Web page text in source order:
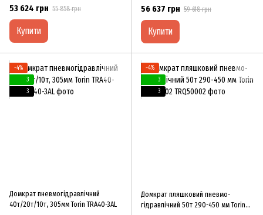
53 624 грн 55 858 грн
Купити
56 637 грн 59 618 грн
Купити
−4%
3
3
Домкрат пневмогідравлічний
40т/20т/10т, 305мм Torin TRA40-3AL
−4%
3
3
Домкрат пляшковий пневмо-
гідравлічний 50т 290-450 мм Torin